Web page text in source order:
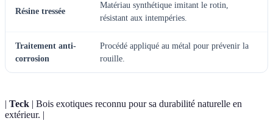
Résine tressée
Matériau synthétique imitant le rotin,
résistant aux intempéries.
Traitement anti-
corrosion
Procédé appliqué au métal pour prévenir la
rouille.
| Teck | Bois exotiques reconnu pour sa durabilité naturelle en
extérieur. |